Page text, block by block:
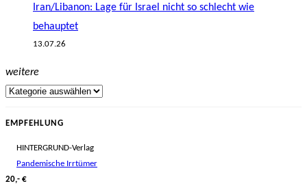
Iran/Libanon: Lage für Israel nicht so schlecht wie
behauptet
13.07.26
weitere
EMPFEHLUNG
HINTERGRUND-Verlag
Pandemische Irrtümer
20,- €